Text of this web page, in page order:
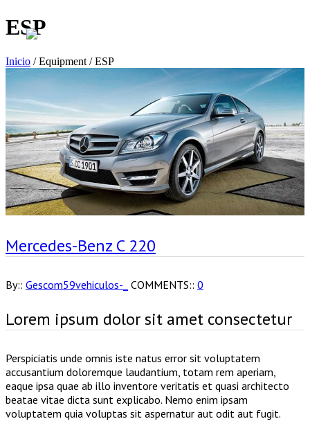
ESP
Inicio / Equipment / ESP
Mercedes-Benz C 220
By:: Gescom59vehiculos-_ COMMENTS:: 0
Lorem ipsum dolor sit amet consectetur
Perspiciatis unde omnis iste natus error sit voluptatem
accusantium doloremque laudantium, totam rem aperiam,
eaque ipsa quae ab illo inventore veritatis et quasi architecto
beatae vitae dicta sunt explicabo. Nemo enim ipsam
voluptatem quia voluptas sit aspernatur aut odit aut fugit.